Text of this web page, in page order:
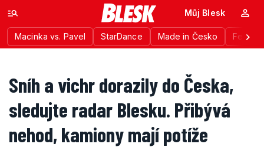
Macinka vs. Pavel StarDance Made in Česko
Můj Blesk
Sníh a vichr dorazily do Česka,
sledujte radar Blesku. Přibývá
nehod, kamiony mají potíže